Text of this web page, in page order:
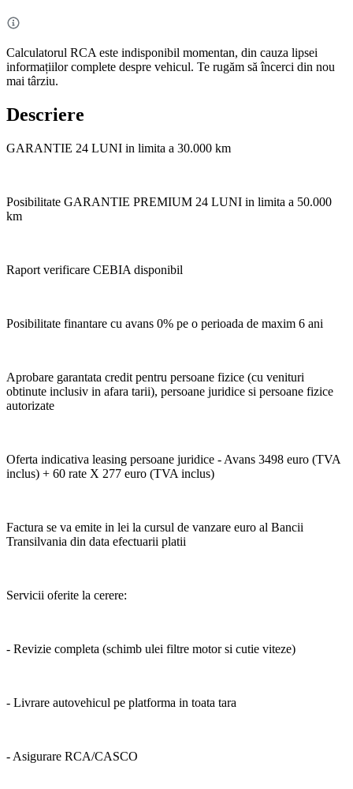
Calculatorul RCA este indisponibil momentan, din cauza lipsei
informațiilor complete despre vehicul. Te rugăm să încerci din nou
mai târziu.
Descriere
GARANTIE 24 LUNI in limita a 30.000 km
Posibilitate GARANTIE PREMIUM 24 LUNI in limita a 50.000
km
Raport verificare CEBIA disponibil
Posibilitate finantare cu avans 0% pe o perioada de maxim 6 ani
Aprobare garantata credit pentru persoane fizice (cu venituri
obtinute inclusiv in afara tarii), persoane juridice si persoane fizice
autorizate
Oferta indicativa leasing persoane juridice - Avans 3498 euro (TVA
inclus) + 60 rate X 277 euro (TVA inclus)
Factura se va emite in lei la cursul de vanzare euro al Bancii
Transilvania din data efectuarii platii
Servicii oferite la cerere:
- Revizie completa (schimb ulei filtre motor si cutie viteze)
- Livrare autovehicul pe platforma in toata tara
- Asigurare RCA/CASCO